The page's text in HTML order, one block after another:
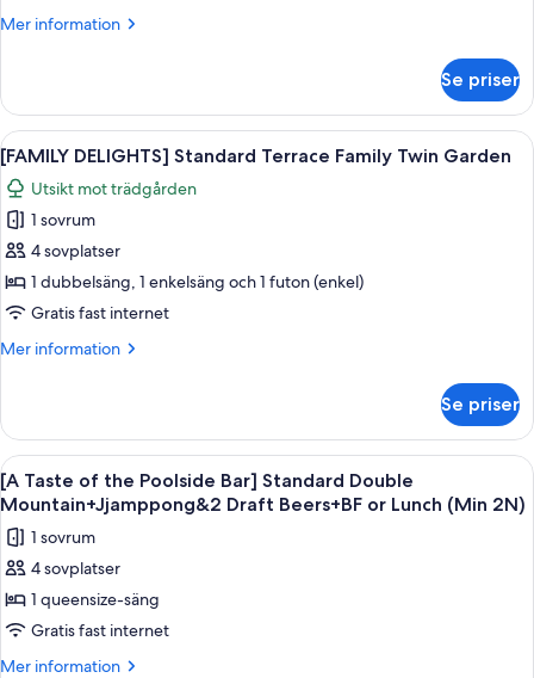
Twin
Mer information
Mer
DELIGHTS]
Deluxe
Family
Twin
Garden
View
Se priser
Öppna
alla
foton
för
[FAMILY
DELIGHTS]
Standard
Family
Ett hotellrum med två sängar, en
5
[FAMILY DELIGHTS] Standard Terrace Family Twin Garden
Utsikt mot trädgården
1 sovrum
4 sovplatser
1 dubbelsäng, 1 enkelsäng och 1 futon (enkel)
Gratis fast internet
Mer information
Mer
DELIGHTS]
Standard
Terrace
Family
Garden
Se priser
Öppna
alla
foton
för
[A
Taste
of
the
En skål med fisk- och
5
[A Taste of the Poolside Bar] Standard Double
Mountain+Jjamppong&2 Draft Beers+BF or Lunch (Min 2N)
1 sovrum
4 sovplatser
1 queensize-säng
Gratis fast internet
Mer information
Mer